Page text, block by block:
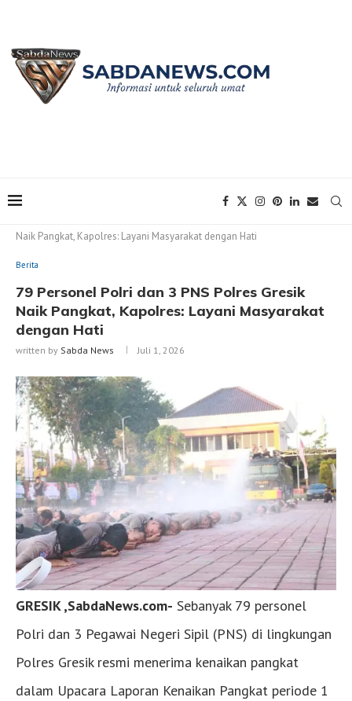
Naik Pangkat, Kapolres: Layani Masyarakat dengan Hati
Berita
79 Personel Polri dan 3 PNS Polres Gresik
Naik Pangkat, Kapolres: Layani Masyarakat
dengan Hati
written by Sabda News Juli 1, 2026
GRESIK ,SabdaNews.com- Sebanyak 79 personel
Polri dan 3 Pegawai Negeri Sipil (PNS) di lingkungan
Polres Gresik resmi menerima kenaikan pangkat
dalam Upacara Laporan Kenaikan Pangkat periode 1